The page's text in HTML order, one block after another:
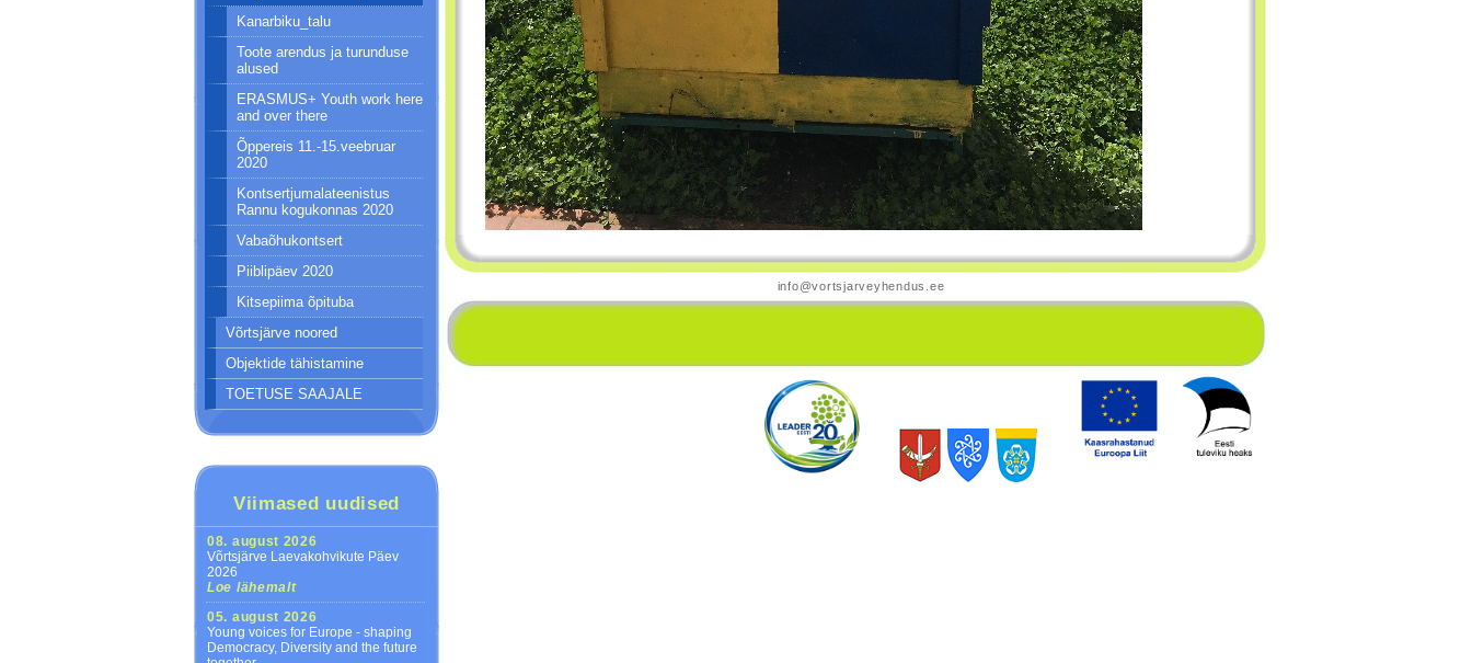
Kanarbiku_talu
Toote arendus ja turunduse
alused
ERASMUS+ Youth work here
and over there
Õppereis 11.-15.veebruar
2020
Kontsertjumalateenistus
Rannu kogukonnas 2020
Vabaõhukontsert
Piiblipäev 2020
Kitsepiima õpituba
Võrtsjärve noored
Objektide tähistamine
TOETUSE SAAJALE
Viimased uudised
08. august 2026
Võrtsjärve Laevakohvikute Päev
2026
Loe lähemalt
05. august 2026
Young voices for Europe - shaping
Democracy, Diversity and the future
info@vortsjarveyhendus.ee